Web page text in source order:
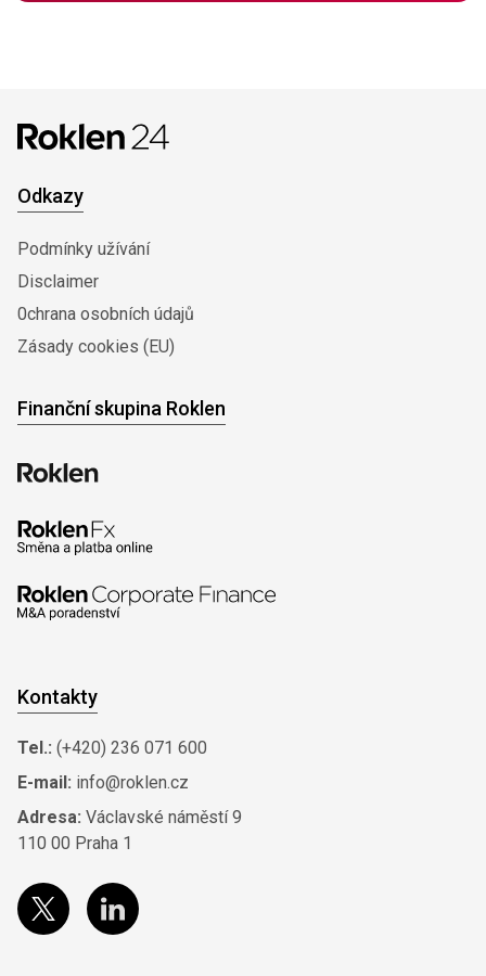
Odkazy
Podmínky užívání
Disclaimer
0chrana osobních údajů
Zásady cookies (EU)
Finanční skupina Roklen
Kontakty
Tel.: (+420) 236 071 600
E-mail: info@roklen.cz
Adresa: Václavské náměstí 9
110 00 Praha 1